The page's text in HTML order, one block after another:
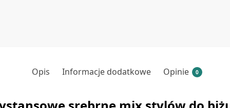
Opis Informacje dodatkowe Opinie 0